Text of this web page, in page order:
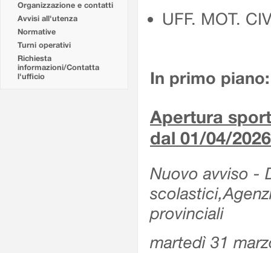
Organizzazione e contatti
Avvisi all'utenza
Normative
Turni operativi
Richiesta
informazioni/Contatta
l'ufficio
UFF. MOT.
In primo piano:
Apertura
dal 01/04/2026
Nuovo avviso -
provinciali
martedì 31